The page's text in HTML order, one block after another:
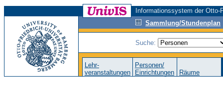
Informationssystem der
Sammlung/Stundenplan
Suche:
Lehr-
veranstaltungen
Personen/
Einrichtungen
Räume